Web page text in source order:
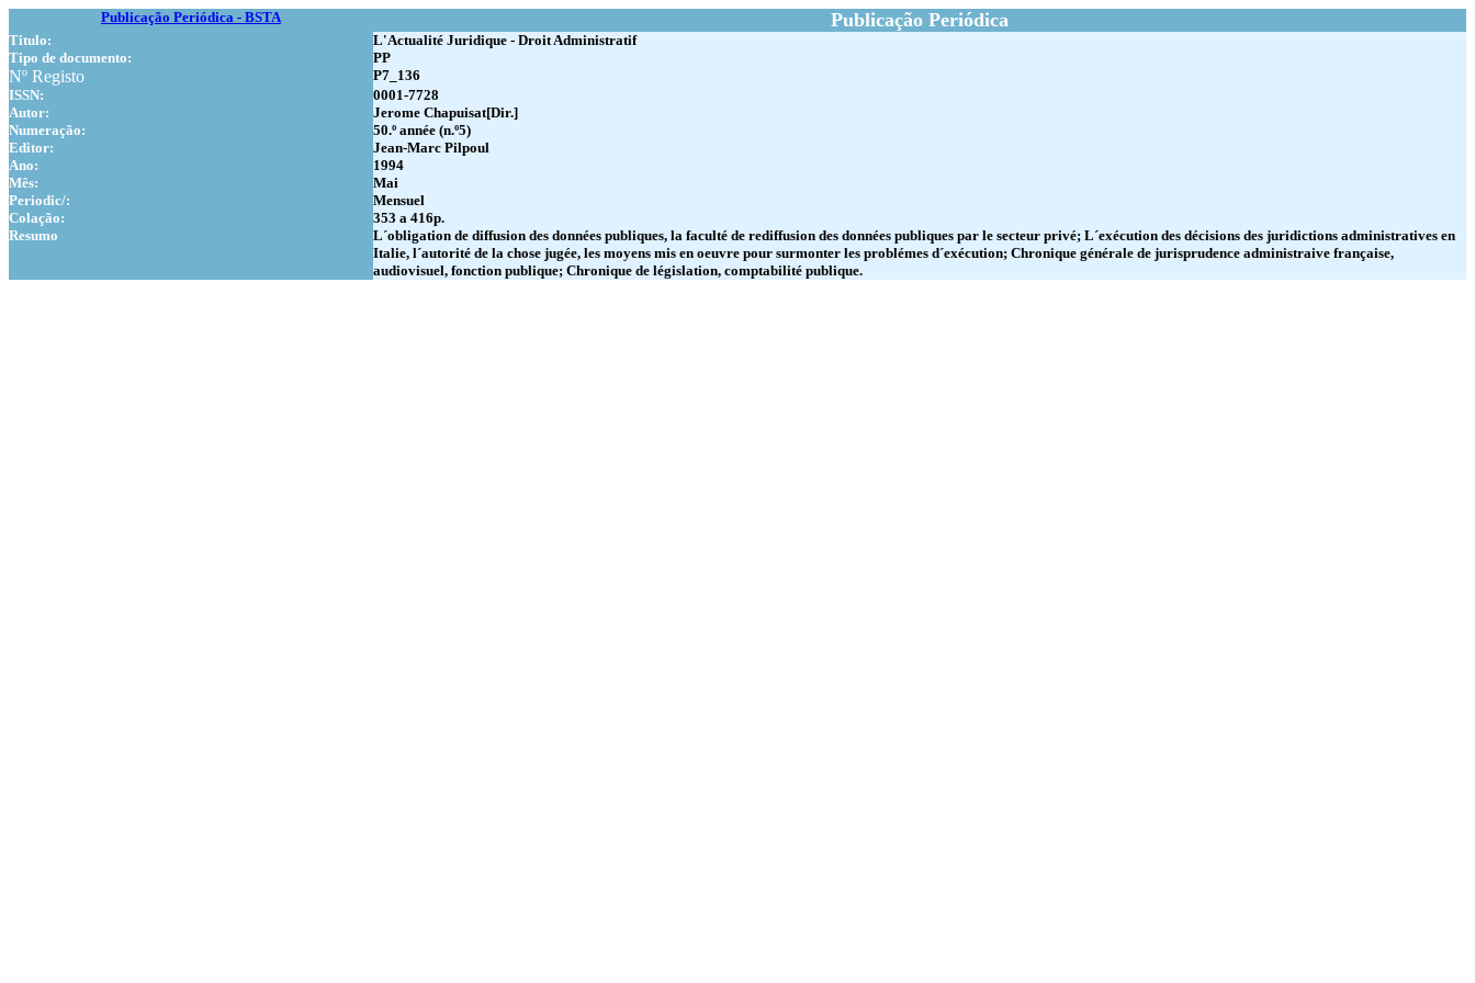
Publicação Periódica - BSTA Publicação Periódica
Titulo:
L'Actualité Juridique - Droit Administratif
Tipo de documento:
PP
Nº Registo
P7_136
ISSN:
0001-7728
Autor:
Jerome Chapuisat[Dir.]
Numeração:
50.º année (n.º5)
Editor:
Jean-Marc Pilpoul
Ano:
1994
Mês:
Mai
Periodic/:
Mensuel
Colação:
353 a 416p.
Resumo
L´obligation de diffusion des données publiques, la faculté de rediffusion des données publiques par le secteur privé; L´exécution des décisions des juridictions administratives en
Italie, l´autorité de la chose jugée, les moyens mis en oeuvre pour surmonter les problémes d´exécution; Chronique générale de jurisprudence administraive française,
audiovisuel, fonction publique; Chronique de législation, comptabilité publique.